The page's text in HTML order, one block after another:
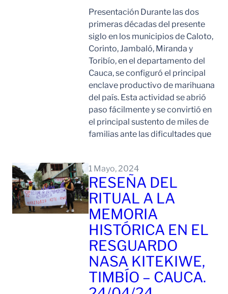
Presentación Durante las dos
primeras décadas del presente
siglo en los municipios de Caloto,
Corinto, Jambaló, Miranda y
Toribío, en el departamento del
Cauca, se configuró el principal
enclave productivo de marihuana
del país. Esta actividad se abrió
paso fácilmente y se convirtió en
el principal sustento de miles de
familias ante las dificultades que
1 Mayo, 2024
RESEÑA DEL
RITUAL A LA
MEMORIA
HISTÓRICA EN EL
RESGUARDO
NASA KITEKIWE,
TIMBÍO – CAUCA.